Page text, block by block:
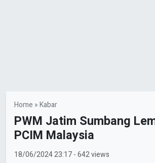
Home »Kabar
PWM Jatim Sumbang
PCIM Malaysia
18/06/202423:17- 642 views